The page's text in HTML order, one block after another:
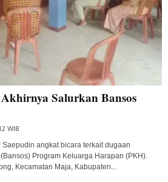
Salurkan Bansos
WIB
angkat bicara terkait dugaan
Program Keluarga Harapan (PKH).
Kecamatan Maja, Kabupaten...